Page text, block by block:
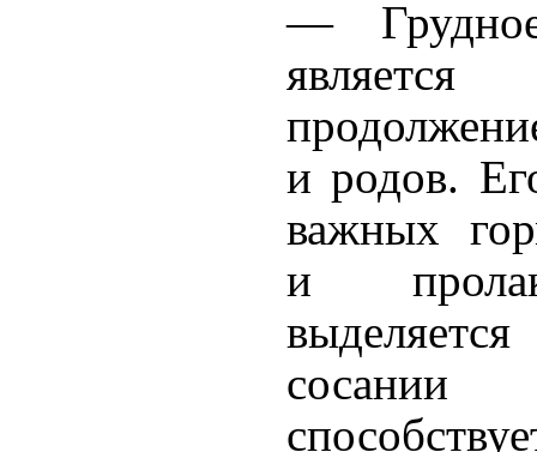
— Грудное
является
и родов.
важных
и